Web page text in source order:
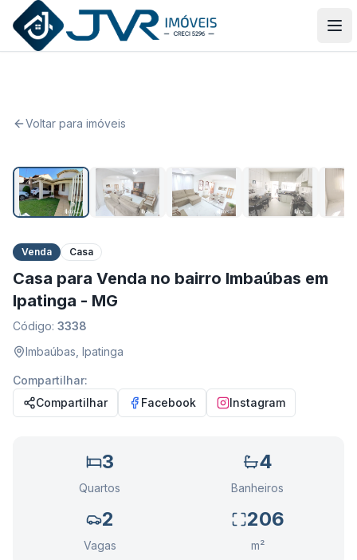
JVR Imóveis
Voltar para imóveis
Venda Casa
Casa para Venda no bairro Imbaúbas em
Ipatinga - MG
Código: 3338
Imbaúbas Ipatinga
Compartilhar:
Compartilhar
Facebook Instagram
3
Quartos
4
Banheiros
2
Vagas
206
m²